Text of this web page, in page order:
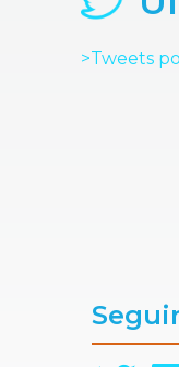
>Tweets